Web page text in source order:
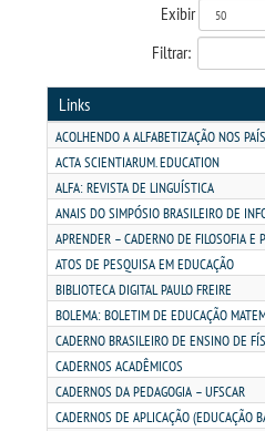
SEGUNDA GRADUAÇÃO
MATRÍCULA
EDITAL
PUBLICAÇÕES
DESTAQUES
UNIESP NEWS
Exibir
Filtrar:
Links
ACOLHENDO A ALFABETIZAÇÃO NOS
ACTA SCIENTIARUM. EDUCATION
ALFA: REVISTA DE LINGUÍSTICA
ANAIS DO SIMPÓSIO BRASILEIRO DE
APRENDER – CADERNO DE FILOSOFIA E
ATOS DE PESQUISA EM EDUCAÇÃO
BIBLIOTECA DIGITAL PAULO FREIRE
BOLEMA: BOLETIM DE EDUCAÇÃO
CADERNO BRASILEIRO DE ENSINO DE
CADERNOS ACADÊMICOS
CADERNOS DA PEDAGOGIA – UFSCAR
CADERNOS DE APLICAÇÃO (EDUCAÇÃO